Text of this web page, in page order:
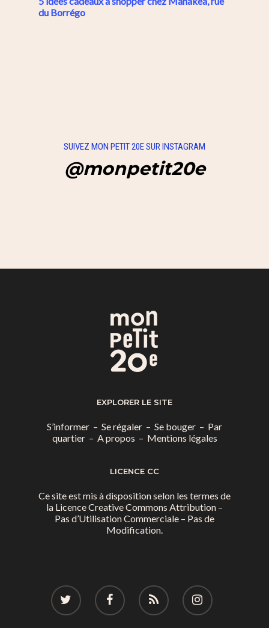
du Borrégo
SUIVEZ MON PETIT 20E SUR INSTAGRAM
@monpetit20e
EXPLORER LE SITE
S’informer – Se régaler – Se bouger – Par
quartier– A propos – Mentions légales
LICENCE CC
Ce site est mis à disposition selon les termes de
la Licence Creative Commons Attribution –
Pas d’Utilisation Commerciale – Pas de
Modification.